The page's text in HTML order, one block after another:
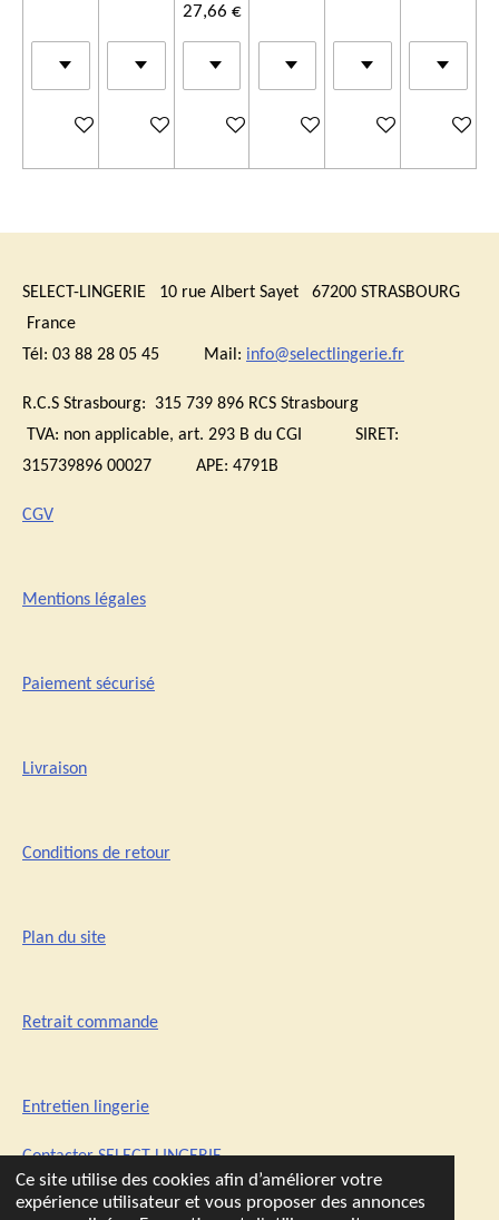
Ce site utilise des cookies afin d’améliorer votre
expérience utilisateur et vous proposer des annonces
Ajouter au panierAjouter au panier
27,66 €
Ajouter au panierAjouter au panierAjouter au panier
Ajouter
SELECT-LINGERIE 10 rue Albert Sayet 67200 STRASBOURG
France
Tél: 03 88 28 05 45 Mail: info@selectlingerie.fr
R.C.S Strasbourg: 315 739 896 RCS Strasbourg
TVA: non applicable, art. 293 B du CGI SIRET:
315739896 00027 APE: 4791B
CGV
Mentions légales
Paiement sécurisé
Livraison
Conditions de retour
Plan du site
Retrait commande
Entretien lingerie
Contacter SELECT-LINGERIE